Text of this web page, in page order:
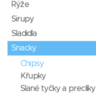
Rýže
Sirupy
Sladidla
Snacky
Chipsy
Křupky
Slané tyčky a preclíky